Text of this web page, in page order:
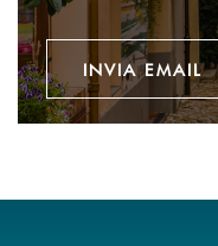
INVIA EMAIL